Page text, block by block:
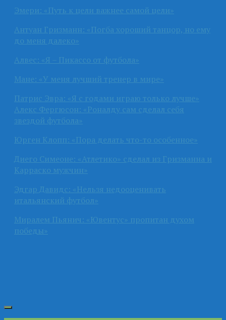
Эмери: «Путь к цели важнее самой цели»
Антуан Гризманн: «Погба хороший танцор, но ему
до меня далеко»
Алвес: «Я – Пикассо от футбола»
Мане: «У меня лучший тренер в мире»
Патрис Эвра: «Я с годами играю только лучше»
Алекс Фергюсон: «Роналду сам сделал себя
звездой футбола»
Юрген Клопп: «Пора делать что-то особенное»
Диего Симеоне: «Атлетико» сделал из Гризманна и
Карраско мужчин»
Эдгар Давидс: «Нельзя недооценивать
итальянский футбол»
Миралем Пьянич: «Ювентус» пропитан духом
победы»